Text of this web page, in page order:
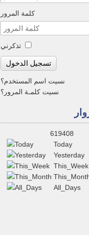
كلمة المرور
تذكرني
تسجيل الدخول
نسيت اسم المستخدم؟
نسيت كلمـة المرور؟
619408
Today
Yesterday
This_Week
This_Month
All_Days